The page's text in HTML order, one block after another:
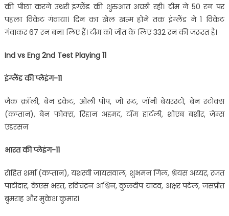
की पीछा करने उथरी इंग्लैंड की शुरुआत अच्छी रही। टीम ने 50 रन पर
पहला विकेट गंवाया। दिन का खेल खत्म होने तक इंग्लैंड ने 1 विकेट
गंवाकर 67 रन बना लिए हैं। टीम को जीत के लिए 332 रन की जरूरत है।
Ind vs Eng 2nd Test Playing 11
इंग्लैंड की प्लेइंग-11
जैक क्रॉली, बेन डकेट, ओली पोप, जो रूट, जॉनी बेयरस्टो, बेन स्टोक्स
(कप्तान), बेन फोक्स, रिहान अहमद, टॉम हार्टली, शोएब बशीर, जेम्स
एंडरसन
भारत की प्लेइंग-11
रोहित शर्मा (कप्तान), यशस्वी जायसवाल, शुभमन गिल, श्रेयस अय्यर, रजत
पाटीदार, केएस भरत, रविचंद्रन अश्विन, कुलदीप यादव, अक्षर पटेल, जसप्रीत
बुमराह और मुकेश कुमार।